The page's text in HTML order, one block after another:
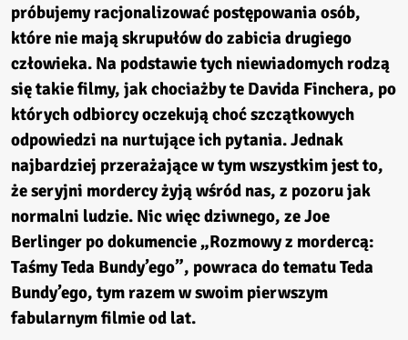
próbujemy racjonalizować postępowania osób,
które nie mają skrupułów do zabicia drugiego
człowieka. Na podstawie tych niewiadomych rodzą
się takie filmy, jak chociażby te Davida Finchera, po
których odbiorcy oczekują choć szczątkowych
odpowiedzi na nurtujące ich pytania. Jednak
najbardziej przerażające w tym wszystkim jest to,
że seryjni mordercy żyją wśród nas, z pozoru jak
normalni ludzie. Nic więc dziwnego, ze Joe
Berlinger po dokumencie „Rozmowy z mordercą:
Taśmy Teda Bundy’ego”, powraca do tematu Teda
Bundy’ego, tym razem w swoim pierwszym
fabularnym filmie od lat.